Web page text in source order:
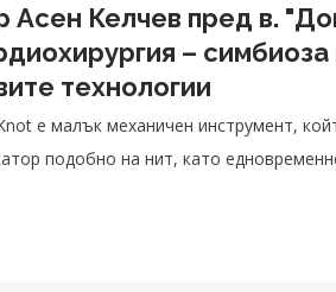
Асен Келчев пред в.
–
технологии
е малък механичен инструмент,
подобно на нит, като